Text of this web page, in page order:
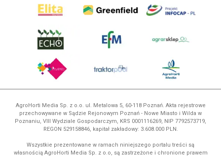
AgroHorti Media Sp. z o.o. ul. Metalowa 5, 60-118 Poznań. Akta rejestrowe
przechowywane w Sądzie Rejonowym Poznań - Nowe Miasto i Wilda w
Poznaniu, VIII Wydziale Gospodarczym, KRS 0001116269, NIP 7792573719,
REGON 529158846, kapitał zakładowy: 3.608.000 PLN.
Wszystkie prezentowane w ramach niniejszego portalu treści są
własnością AgroHorti Media Sp. z o.o, są zastrzeżone i chronione prawem